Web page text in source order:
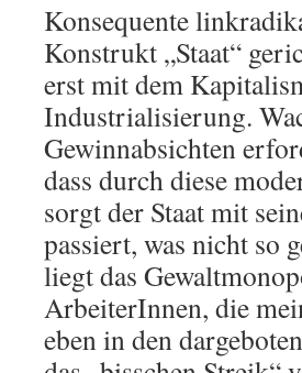
Konsequente
Konstrukt „Staat“
erst mit dem
Industrialisierung.
Gewinnabsichten
dass durch diese
sorgt der Staat mit
passiert, was nicht so
liegt das
ArbeiterInnen, die
eben in den